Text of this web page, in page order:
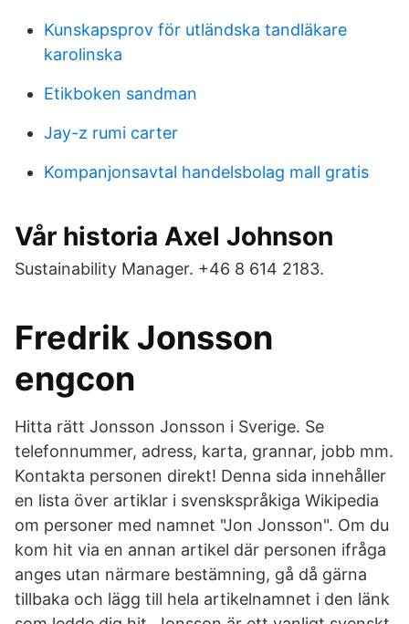
Kunskapsprov för utländska tandläkare
karolinska
Etikboken sandman
Jay-z rumi carter
Kompanjonsavtal handelsbolag mall gratis
Vår historia Axel Johnson
Sustainability Manager. +46 8 614 2183.
Fredrik Jonsson
engcon
Hitta rätt Jonsson Jonsson i Sverige. Se
telefonnummer, adress, karta, grannar, jobb mm.
Kontakta personen direkt! Denna sida innehåller
en lista över artiklar i svenskspråkiga Wikipedia
om personer med namnet "Jon Jonsson". Om du
kom hit via en annan artikel där personen ifråga
anges utan närmare bestämning, gå då gärna
tillbaka och lägg till hela artikelnamnet i den länk